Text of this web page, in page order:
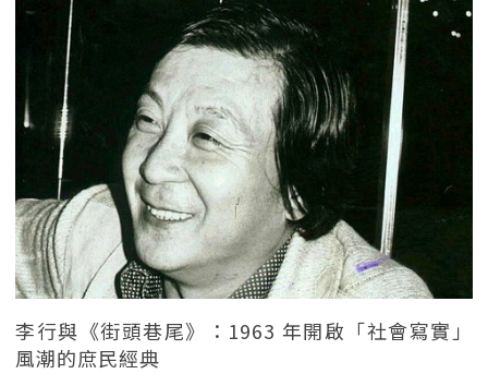
李行與《街頭巷尾》：1963 年開啟「社會寫實」
風潮的庶民經典